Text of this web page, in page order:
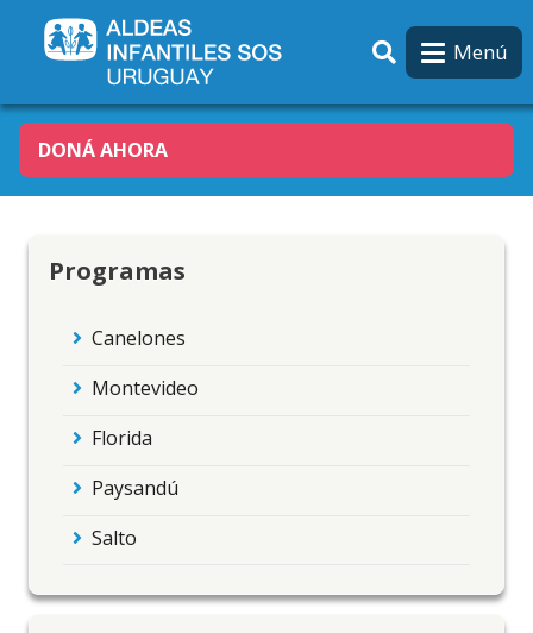
Menú
DONÁ AHORA
Programas
Canelones
Montevideo
Florida
Paysandú
Salto